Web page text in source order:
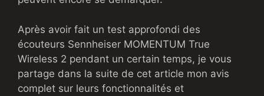
Après avoir fait un test approfondi des
écouteurs Sennheiser MOMENTUM True
Wireless 2 pendant un certain temps, je vous
partage dans la suite de cet article mon avis
complet sur leurs fonctionnalités et